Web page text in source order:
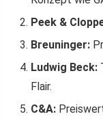
Peek &
Breuninger:
Ludwig Beck:
Flair.
C&A: